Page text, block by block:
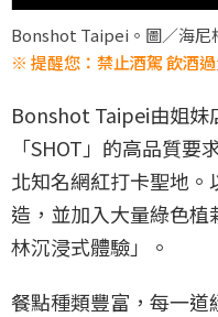
Bonshot Taipei。圖／海尼
※ 提醒您：禁止酒駕 飲酒
Bonshot Taipei由姐妹
「SHOT」的高品質
北知名網紅打卡聖地
造，並加入大量綠色
林沉浸式體驗」。
餐點種類豐富，每一